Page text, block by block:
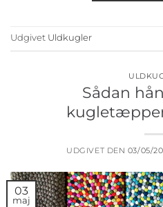
Udgivet Uldkugler
Sådan
UDGIVET DEN 03/05/
03
maj